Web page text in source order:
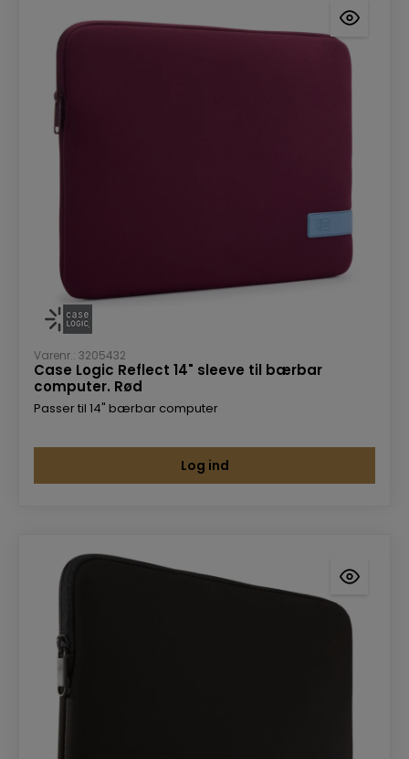
Varenr.: 3205432
Case Logic Reflect 14" sleeve til bærbar
computer. Rød
Passer til 14" bærbar computer
Log ind